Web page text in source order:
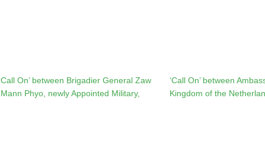
Call On’ between Brigadier General Zaw
Mann Phyo, newly Appointed Military,
‘Call On’ between
Kingdom of the